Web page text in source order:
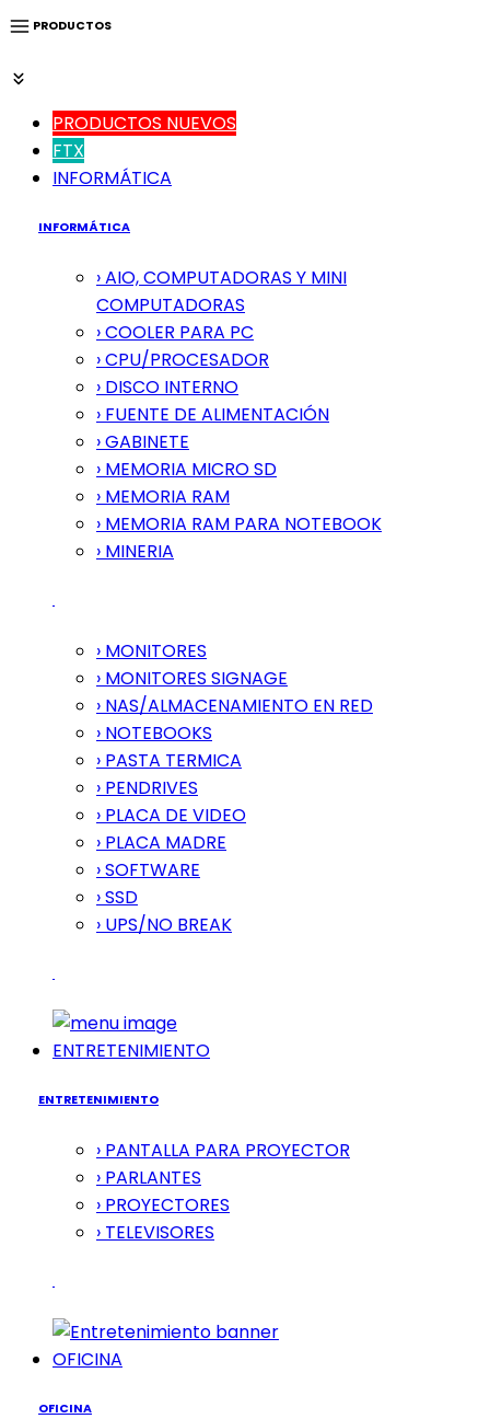
PRODUCTOS
PRODUCTOS NUEVOS
FTX
INFORMÁTICA
INFORMÁTICA
› AIO, COMPUTADORAS Y MINI
COMPUTADORAS
› COOLER PARA PC
› CPU/PROCESADOR
› DISCO INTERNO
› FUENTE DE ALIMENTACIÓN
› GABINETE
› MEMORIA MICRO SD
› MEMORIA RAM
› MEMORIA RAM PARA NOTEBOOK
› MINERIA
› MONITORES
› MONITORES SIGNAGE
› NAS/ALMACENAMIENTO EN RED
› NOTEBOOKS
› PASTA TERMICA
› PENDRIVES
› PLACA DE VIDEO
› PLACA MADRE
› SOFTWARE
› SSD
› UPS/NO BREAK
ENTRETENIMIENTO
ENTRETENIMIENTO
› PANTALLA PARA PROYECTOR
› PARLANTES
› PROYECTORES
› TELEVISORES
OFICINA
OFICINA